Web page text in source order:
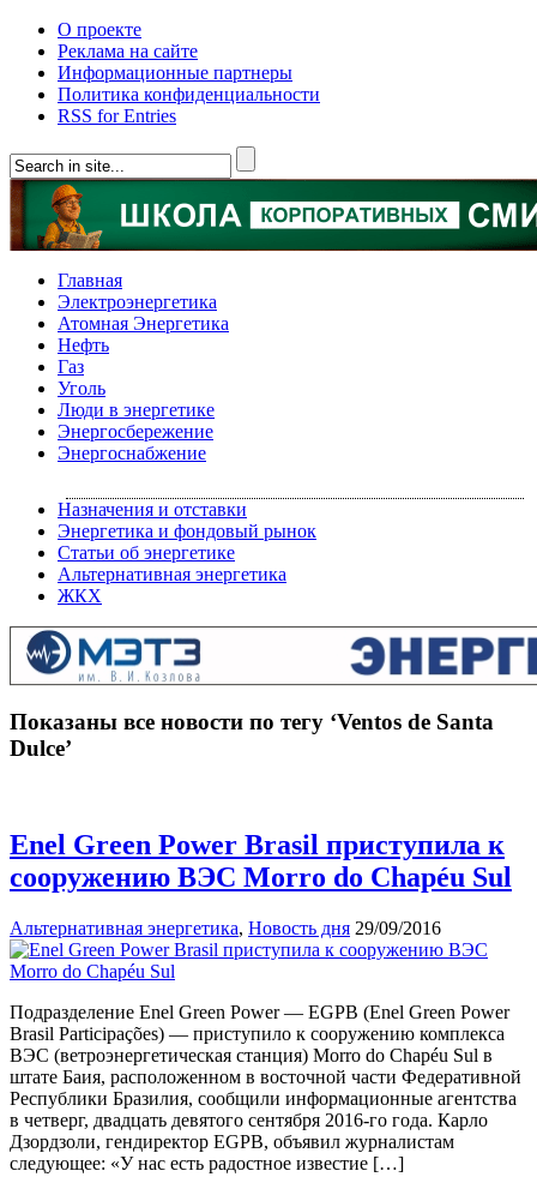
О проекте
Реклама на сайте
Информационные партнеры
Политика конфиденциальности
RSS for Entries
Главная
Электроэнергетика
Атомная Энергетика
Нефть
Газ
Уголь
Люди в энергетике
Энергосбережение
Энергоснабжение
Назначения и отставки
Энергетика и фондовый рынок
Статьи об энергетике
Альтернативная энергетика
ЖКХ
Показаны все новости по тегу ‘Ventos de Santa
Dulce’
Enel Green Power Brasil приступила к
сооружению ВЭС Morro do Chapéu Sul
Альтернативная энергетика, Новость дня 29/09/2016
Подразделение Enel Green Power — EGPB (Enel Green Power
Brasil Participações) — приступило к сооружению комплекса
ВЭС (ветроэнергетическая станция) Morro do Chapéu Sul в
штате Баия, расположенном в восточной части Федеративной
Республики Бразилия, сообщили информационные агентства
в четверг, двадцать девятого сентября 2016-го года. Карло
Дзордзоли, гендиректор EGPB, объявил журналистам
следующее: «У нас есть радостное известие […]